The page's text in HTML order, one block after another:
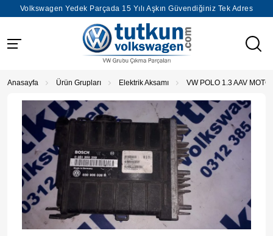
Volkswagen Yedek Parçada 15 Yılı Aşkın Güvendiğiniz Tek Adres
Anasayfa Ürün Grupları Elektrik Aksamı VW POLO 1.3 AAV